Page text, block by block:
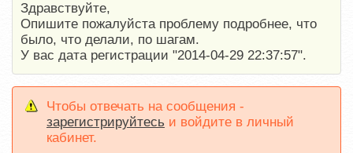
Здравствуйте,
Опишите пожалуйста проблему подробнее, что
было, что делали, по шагам.
У вас дата регистрации "2014-04-29 22:37:57".
Чтобы отвечать на сообщения -
зарегистрируйтесь и войдите в личный
кабинет.